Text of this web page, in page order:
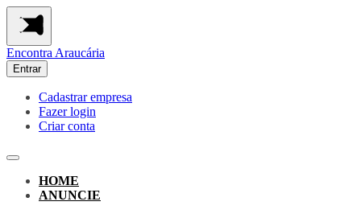
Encontra Araucária
Entrar
Cadastrar empresa
Fazer login
Criar conta
HOME
ANUNCIE